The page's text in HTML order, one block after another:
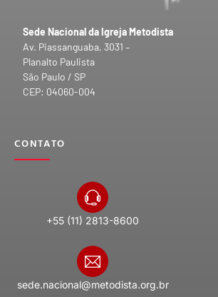
Sede Nacional da Igreja Metodista
Av. Piassanguaba, 3031 –
Planalto Paulista
São Paulo / SP
CEP: 04060-004
CONTATO
+55 (11) 2813-8600
sede.nacional@metodista.org.br